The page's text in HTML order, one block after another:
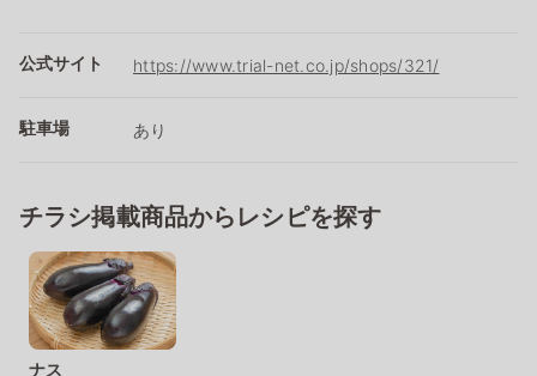
公式サイト https://www.trial-net.co.jp/shops/321/
駐車場 あり
チラシ掲載商品からレシピを探す
ナス